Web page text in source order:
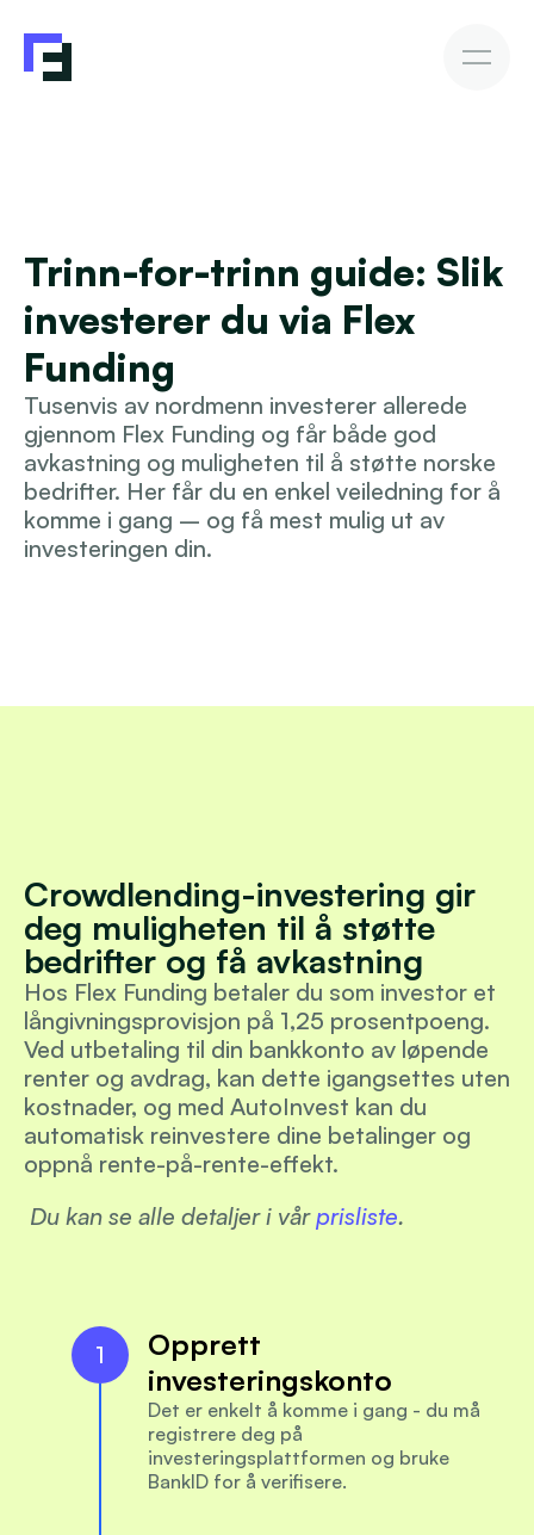
Finansiering
For investorer
Kunnskap
Bli investor
Trinn-for-trinn guide: Slik
investerer du via Flex
Funding
Tusenvis av nordmenn investerer allerede
gjennom Flex Funding og får både god
avkastning og muligheten til å støtte norske
bedrifter. Her får du en enkel veiledning for å
komme i gang – og få mest mulig ut av
investeringen din.
Crowdlending-investering gir
deg muligheten til å støtte
bedrifter og få avkastning
Hos Flex Funding betaler du som investor et
långivningsprovisjon på 1,25 prosentpoeng.
Ved utbetaling til din bankkonto av løpende
renter og avdrag, kan dette igangsettes uten
kostnader, og med AutoInvest kan du
automatisk reinvestere dine betalinger og
oppnå rente-på-rente-effekt.
Du kan se alle detaljer i vår prisliste.
1
Opprett
investeringskonto
Det er enkelt å komme i gang - du må
registrere deg på
investeringsplattformen og bruke
BankID for å verifisere.